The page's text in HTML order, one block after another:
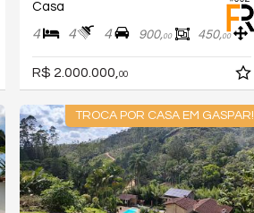
Casa
4 4 4 900,00 450,00
R$ 2.000.000, 00
TROCA POR CASA EM GASPAR!